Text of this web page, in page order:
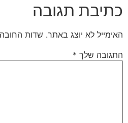
כתיבת תגובה
האימייל לא יוצג באתר. שדות
התגובה שלך *